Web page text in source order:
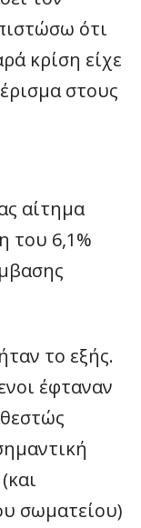
ότι
κρίση είχε
στους
αίτημα
του 6,1%
το εξής.
έφταναν
σωματείου)